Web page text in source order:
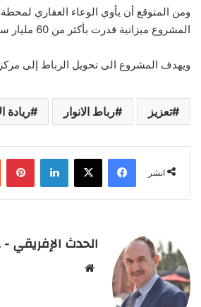
ومن المتوقع أن يأوي الوعاء العقاري
المشروع ميزانية قدرت بأكثر من 60 مليار سنتيم.
ويهدف المشروع الى تحويل الرباط إلى
تعزيز رباط الانوار ريادة
انشر
Facebook
X
LinkedIn
الحدث الإفريقي